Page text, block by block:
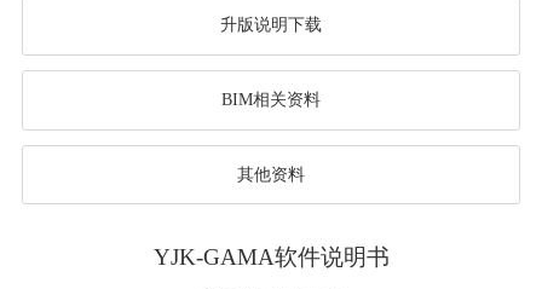
升版说明下载
BIM相关资料
其他资料
YJK-GAMA软件说明书